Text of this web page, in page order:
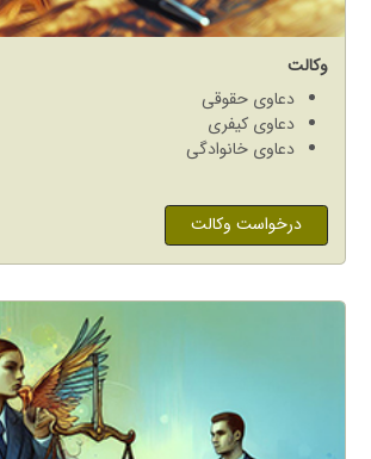
وکالت
دعاوی حقوقی
دعاوی کیفری
دعاوی خانوادگی
درخواست وکالت